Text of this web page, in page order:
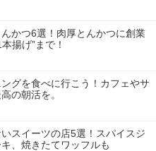
んかつ6選！肉厚とんかつに創業
揚げ”まで！
グを食べに行こう！カフェやサ
の朝活を。
スイーツの店5選！スパイスジ
、焼きたてワッフルも